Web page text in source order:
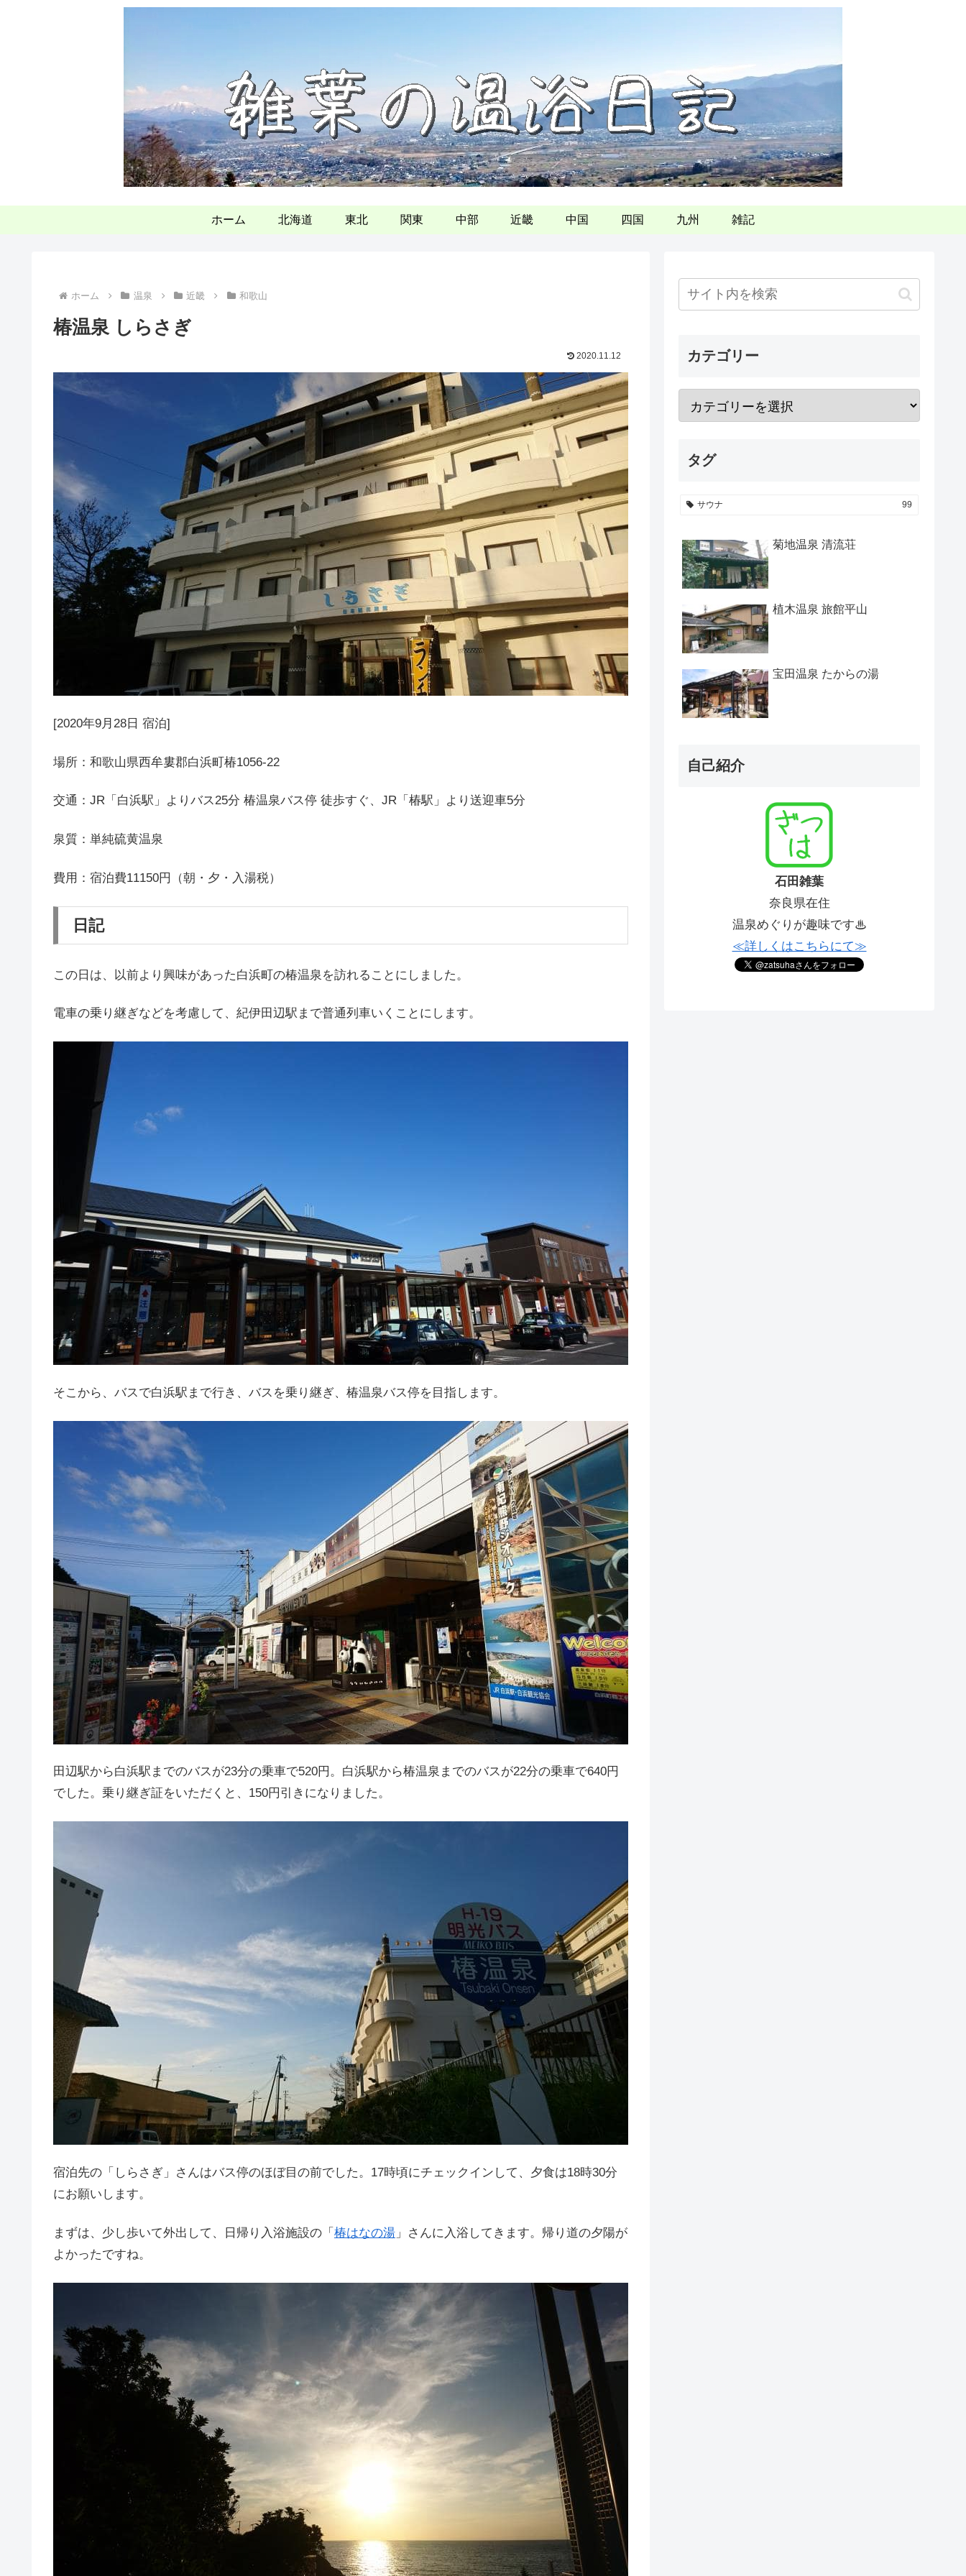
ホーム 北海道 東北 関東 中部 近畿 中国 四国 九州 雑記
ホーム 温泉 近畿 和歌山
椿温泉 しらさぎ
2020.11.12
[2020年9月28日 宿泊]
場所：和歌山県西牟婁郡白浜町椿1056-22
交通：JR「白浜駅」よりバス25分 椿温泉バス停 徒歩すぐ、JR「椿駅」より送迎車5分
泉質：単純硫黄温泉
費用：宿泊費11150円（朝・夕・入湯税）
日記
この日は、以前より興味があった白浜町の椿温泉を訪れることにしました。
電車の乗り継ぎなどを考慮して、紀伊田辺駅まで普通列車いくことにします。
そこから、バスで白浜駅まで行き、バスを乗り継ぎ、椿温泉バス停を目指します。
田辺駅から白浜駅までのバスが23分の乗車で520円。白浜駅から椿温泉までのバスが22分の乗車で640円
でした。乗り継ぎ証をいただくと、150円引きになりました。
宿泊先の「しらさぎ」さんはバス停のほぼ目の前でした。17時頃にチェックインして、夕食は18時30分
にお願いします。
まずは、少し歩いて外出して、日帰り入浴施設の「 椿はなの湯 」さんに入浴してきます。帰り道の夕陽が
よかったですね。
カテゴリー
タグ
サウナ 99
菊地温泉 清流荘
植木温泉 旅館平山
宝田温泉 たからの湯
自己紹介
石田雑葉
奈良県在住
温泉めぐりが趣味です♨
≪詳しくはこちらにて≫